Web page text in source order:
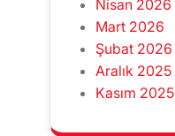
Nisan 2026
Mart 2026
Şubat 2026
Aralık 2025
Kasım 2025